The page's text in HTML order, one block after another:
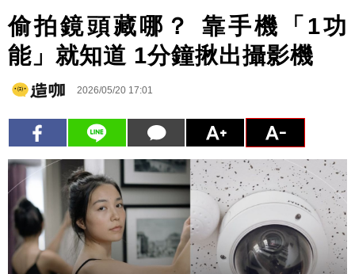
偷拍鏡頭藏哪？ 靠手機「1功
能」就知道 1分鐘揪出攝影機
2026/05/20 17:01